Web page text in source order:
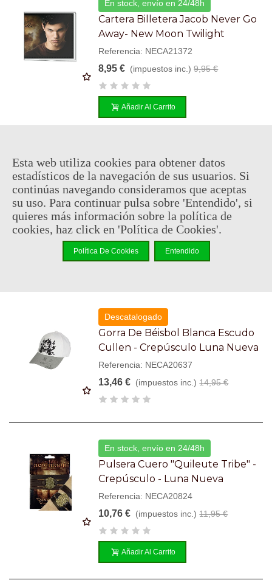
En stock, envío en 24/48h
Cartera Billetera Jacob Never Go
Away- New Moon Twilight
Referencia: NECA21372
8,95 € (impuestos inc.) 9,95 €
Añadir Al Carrito
En stock, envío en 24/48h
Cartera Billetera Without You-
Luna Nueva New Moon Twilight
Referencia: NECA21375
8,95 € (impuestos inc.) 9,95 €
Añadir Al Carrito
Descatalogado
Gorra De Béisbol Blanca Escudo
Cullen - Crepúsculo Luna Nueva
Referencia: NECA20637
13,46 € (impuestos inc.) 14,95 €
En stock, envío en 24/48h
Pulsera Cuero "Quileute Tribe" -
Crepúsculo - Luna Nueva
Referencia: NECA20824
10,76 € (impuestos inc.) 11,95 €
Añadir Al Carrito
Esta web utiliza cookies para obtener datos
estadísticos de la navegación de sus usuarios. Si
continúas navegando consideramos que aceptas
su uso. Para continuar pulsa sobre 'Entendido', si
quieres más información sobre la política de
cookies, haz click en 'Política de Cookies'.
Política De Cookies Entendido